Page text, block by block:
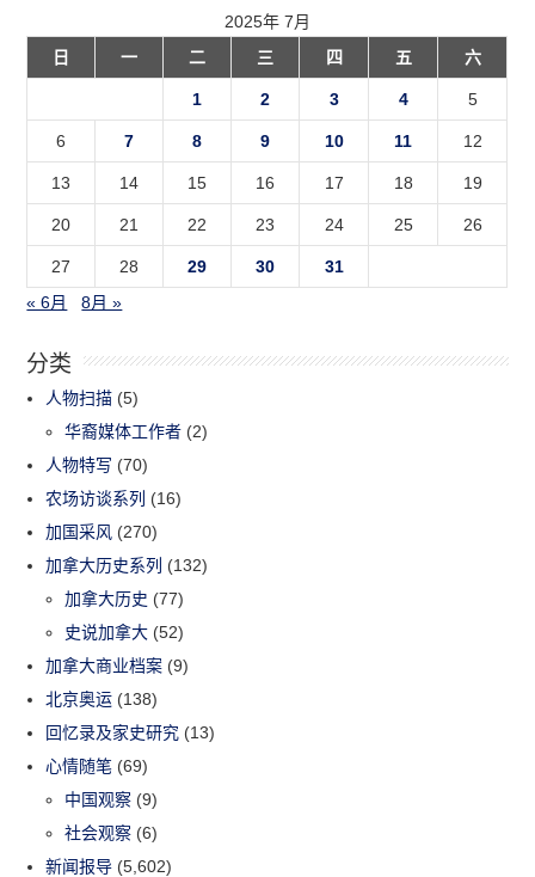
2025年 7月
日
一 二 三 四 五 六
1 2 3 4 5
6 7 8 9 10 11 12
13 14 15 16 17 18 19
20 21 22 23 24 25 26
27 28 29 30
31
« 6月
8月 »
分类
人物扫描 (5)
华裔媒体工作者 (2)
人物特写 (70)
农场访谈系列 (16)
加国采风 (270)
加拿大历史系列 (132)
加拿大历史 (77)
史说加拿大 (52)
加拿大商业档案 (9)
北京奥运 (138)
回忆录及家史研究 (13)
心情随笔 (69)
中国观察 (9)
社会观察 (6)
新闻报导 (5,602)